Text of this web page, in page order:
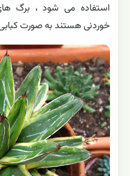
استفاده می شود ، برگ
خوردنی هستند به صورت